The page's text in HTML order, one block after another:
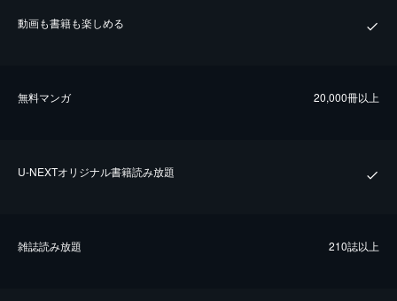
動画も書籍も楽しめる
無料マンガ 20,000冊以上
U-NEXTオリジナル書籍読み放題
雑誌読み放題 210誌以上